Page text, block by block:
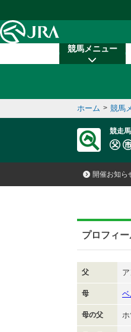
競馬メニュー
ホーム > 競馬
競走
開催お知ら
プロフィー
父
母
母の父